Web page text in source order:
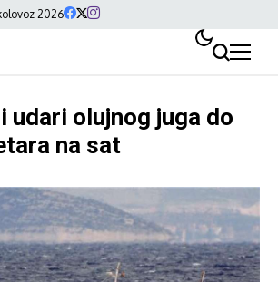
2026
udari olujnog juga do
na sat